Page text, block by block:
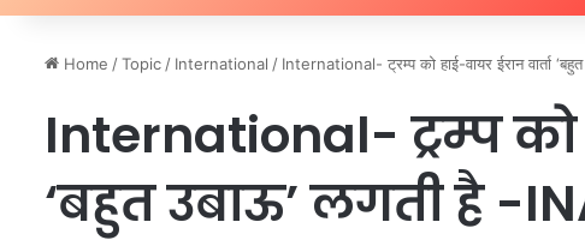
Home /Topic / International / International- ट्रम्प को हाई-वायर ईरान वार्ता
International- ट्रम्प को
‘बहुत उबाऊ’ लगती है -